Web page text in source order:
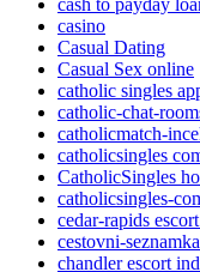
casino
Casual Dating
Casual Sex online
catholic singles
catholic-chat-
catholicmatch-
catholicsingles
CatholicSingles
catholicsingles-
cedar-rapids
cestovni-
chandler escort